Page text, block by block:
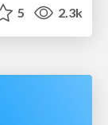
5 2.3k